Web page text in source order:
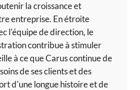
la croissance et
entreprise. En étroite
l'équipe de direction, le
contribue à stimuler
à ce que Carus continue de
de ses clients et des
d'une longue histoire et de